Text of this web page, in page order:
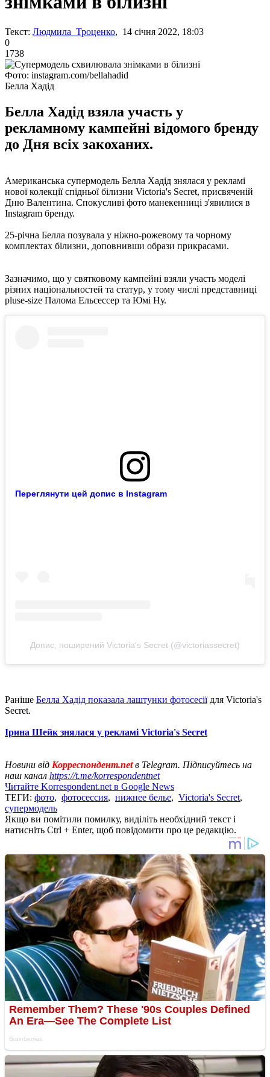
Текст: Людмила Троценко, 14 січня 2022, 18:03
0
1738
Фото: instagram.com/bellahadid
Белла Хадід
Белла Хадід взяла участь у
рекламному кампейні відомого бренду
до Дня всіх закоханих.
Американська супермодель Белла Хадід знялася у рекламі
нової колекції спідньої білизни Victoria's Secret, присвяченій
Дню Валентина. Спокусливі фото манекенниці з'явилися в
Instagram бренду.
25-річна Белла позувала у ніжно-рожевому та чорному
комплектах білизни, доповнивши образи прикрасами.
Зазначимо, що у святковому кампейні взяли участь моделі
різних національностей та статур, у тому числі представниці
pluse-size Палома Ельсессер та Юмі Ну.
Переглянути цей допис в Instagram
Допис, поширений Victoria's Secret (@victoriassecret)
Раніше Белла Хадід показала лаштунки фотосесіїдля Victoria's
Secret.
Ірина Шейк знялася у рекламі Victoria's Secret
Новини від Корреспондент.netв Telegram. Підписуйтесь на
наш канал https://t.me/korrespondentnet
Читайте Korrespondent.net в Google News
ТЕГИ: фото, фотосессия, нижнее белье, Victoria's Secret,
супермодель
Якщо ви помітили помилку, виділіть необхідний текст і
натисніть Ctrl + Enter, щоб повідомити про це редакцію.